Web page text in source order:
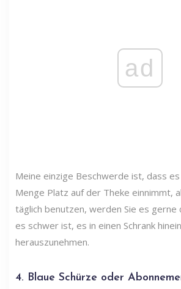
ad
Meine einzige Beschwerde ist, dass
Menge Platz auf der Theke einnimmt,
täglich benutzen, werden Sie es gerne
es schwer ist, es in einen Schrank
herauszunehmen.
4. Blaue Schürze oder